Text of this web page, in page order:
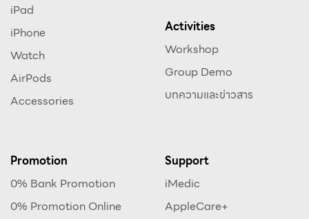
iPad
iPhone
Watch
AirPods
Accessories
Activities
Workshop
Group Demo
บทความและข่าวสาร
Promotion
0% Bank Promotion
0% Promotion Online
Support
iMedic
AppleCare+